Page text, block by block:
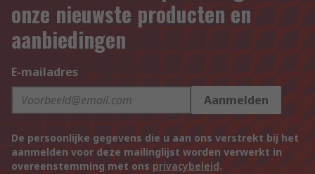
onze nieuwste producten en
aanbiedingen
E-mailadres
Aanmelden
De persoonlijke gegevens die u aan ons verstrekt bij het
aanmelden voor deze mailinglijst worden verwerkt in
overeenstemming met ons privacybeleid.